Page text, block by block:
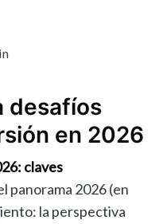
desafíos
en 2026
claves
panorama 2026 (en
la perspectiva